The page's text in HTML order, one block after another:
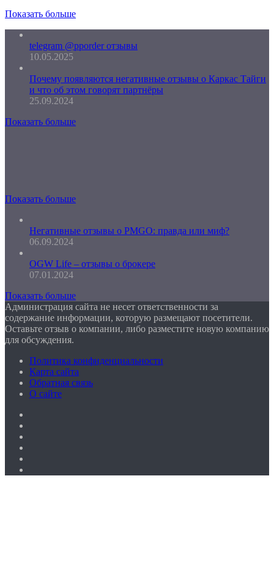
Показать больше
telegram @pporder отзывы
10.05.2025
Почему появляются негативные отзывы о Каркас Тайги
и что об этом говорят партнёры
25.09.2024
Показать больше
Показать больше
Негативные отзывы о PMGO: правда или миф?
06.09.2024
OGW Life – отзывы о брокере
07.01.2024
Показать больше
Администрация сайта не несет ответственности за
содержание информации, которую размещают посетители.
Оставьте отзыв о компании, либо разместите новую компанию
для обсуждения.
Политика конфиденциальности
Карта сайта
Обратная связь
О сайте